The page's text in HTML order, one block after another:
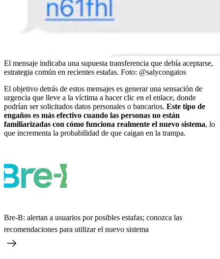
El mensaje indicaba una supuesta transferencia que debía aceptarse,
estrategia común en recientes estafas. Foto: @salycongatos
El objetivo detrás de estos mensajes es generar una sensación de
urgencia que lleve a la víctima a hacer clic en el enlace, donde
podrían ser solicitados datos personales o bancarios. Este tipo de
engaños es más efectivo cuando las personas no están
familiarizadas con cómo funciona realmente el nuevo sistema, lo
que incrementa la probabilidad de que caigan en la trampa.
Bre-B: alertan a usuarios por posibles estafas; conozca las
recomendaciones para utilizar el nuevo sistema